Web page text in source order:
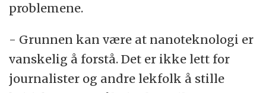
problemene.
- Grunnen kan være at nanoteknologi er
vanskelig å forstå. Det er ikke lett for
journalister og andre lekfolk å stille